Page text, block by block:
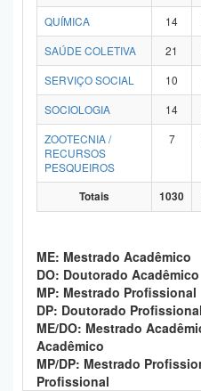
QUÍMICA
14
SAÚDE COLETIVA
21
SERVIÇO SOCIAL
10
SOCIOLOGIA
14
ZOOTECNIA /
RECURSOS
PESQUEIROS
7
Totais 1030
ME: Mestrado Acadêmico
DO: Doutorado Acadêmico
MP: Mestrado Profissional
DP: Doutorado Profissional
ME/DO: Mestrado
Acadêmico
MP/DP: Mestrado
Profissional